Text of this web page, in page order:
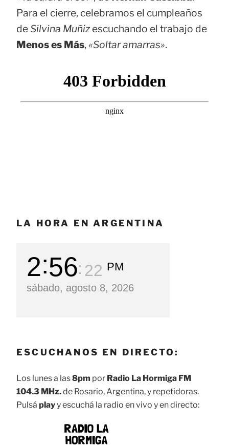
Para el cierre, celebramos el cumpleaños
deSilvina Muñiz escuchando el trabajo de
Menos es Más, «Soltar amarras».
LA HORA EN ARGENTINA
2 56 23 PM
sábado, agosto 8, 2026
ESCUCHANOS EN DIRECTO:
Los lunes a las8pm por Radio La Hormiga FM
104.3 MHz.de Rosario, Argentina, y repetidoras.
Pulsá playy escuchá la radio en vivo y en directo: